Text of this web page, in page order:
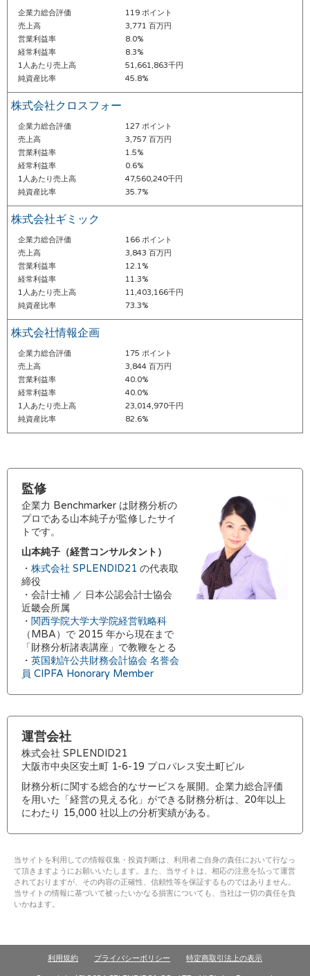
企業力総合評価
119 ポイント
売上高
3,771 百万円
営業利益率
8.0%
経常利益率
8.3%
1人あたり売上高
51,661,863千円
純資産比率
45.8%
株式会社クロスフォー
企業力総合評価
127 ポイント
売上高
3,757 百万円
営業利益率
1.5%
経常利益率
0.6%
1人あたり売上高
47,560,240千円
純資産比率
35.7%
株式会社ギミック
企業力総合評価
166 ポイント
売上高
3,843 百万円
営業利益率
12.1%
経常利益率
11.3%
1人あたり売上高
11,403,166千円
純資産比率
73.3%
株式会社情報企画
企業力総合評価
175 ポイント
売上高
3,844 百万円
営業利益率
40.0%
経常利益率
40.0%
1人あたり売上高
23,014,970千円
純資産比率
82.6%
監修
企業力 Benchmarker は財務分析の
プロである山本純子が監修したサイ
トです。
山本純子（経営コンサルタント）
・ 株式会社 SPLENDID21 の代表取
締役
・会計士補 ／ 日本公認会計士協会
近畿会所属
・ 関西学院大学大学院経営戦略科
（MBA）で 2015 年から現在まで
「財務分析諸表講座」で教鞭をとる
・ 英国勅許公共財務会計協会 名誉会
員 CIPFA Honorary Member
運営会社
株式会社 SPLENDID21
大阪市中央区安土町 1-6-19 プロパレス安土町ビル
財務分析に関する総合的なサービスを展開。企業力総合評価
を用いた「経営の見える化」ができる財務分析は、20年以上
にわたり 15,000 社以上の分析実績がある。
当サイトを利用しての情報収集・投資判断は、利用者ご自身の責任において行なっ
て頂きますようにお願いいたします。また、当サイトは、相応の注意を払って運営
されておりますが、その内容の正確性、信頼性等を保証するものではありません。
当サイトの情報に基づいて被ったいかなる損害についても、当社は一切の責任を負
いかねます。
利用規約 プライバシーポリシー 特定商取引法上の表示